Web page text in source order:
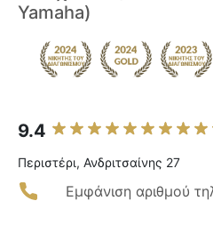
Yamaha)
9.4
Περιστέρι, Ανδριτσαίνης 27
Εμφάνιση αριθμού